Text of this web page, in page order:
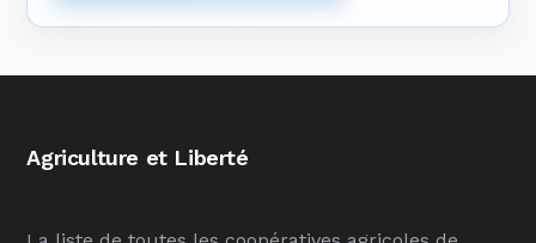
Agriculture et Liberté